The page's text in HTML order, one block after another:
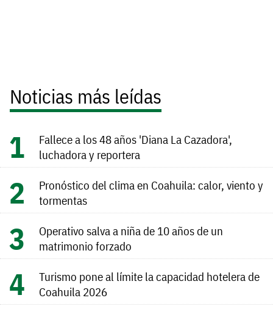
Noticias más leídas
Fallece a los 48 años 'Diana La Cazadora',
luchadora y reportera
Pronóstico del clima en Coahuila: calor, viento y
tormentas
Operativo salva a niña de 10 años de un
matrimonio forzado
Turismo pone al límite la capacidad hotelera de
Coahuila 2026